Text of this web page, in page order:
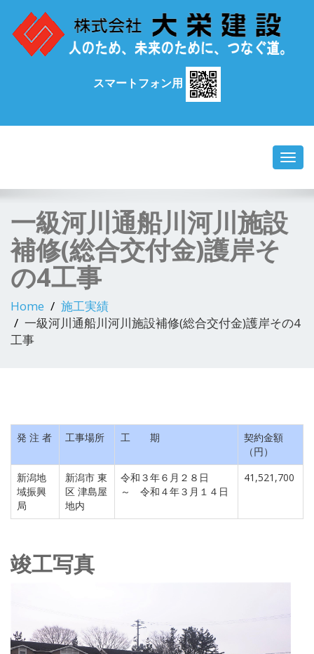
スマートフォン用
一級河川通船川河川施設
補修(総合交付金)護岸そ
の4工事
Home
施工実績
一級河川通船川河川施設補修(総合交付金)護岸その4
工事
発 注 者 工事場所 工 期
契約金額
（円）
新潟地
域振興
局
新潟市 東
区 津島屋
地内
令和３年６月２８日
～ 令和４年３月１４日
41,521,700
竣工写真